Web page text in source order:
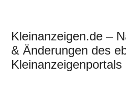
Kleinanzeigen.de –
& Änderungen des
Kleinanzeigenportals